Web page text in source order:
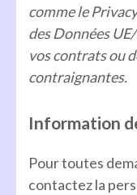
comme le
des Données
vos contrats ou
contraignantes.
Information
Pour toutes
contactez la